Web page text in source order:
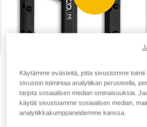
ACID C1-IB
POLKUPYÖRÄN
AVOPOLKIMET
Käytämme evästeitä, jotta sivustomme
sivuston toimintaa analytiikan perusteella,
tarjota sosiaalisen median ominaisuuksia.
käytät sivustoamme sosiaalisen median,
analytiikkakumppaneidemme kanssa.